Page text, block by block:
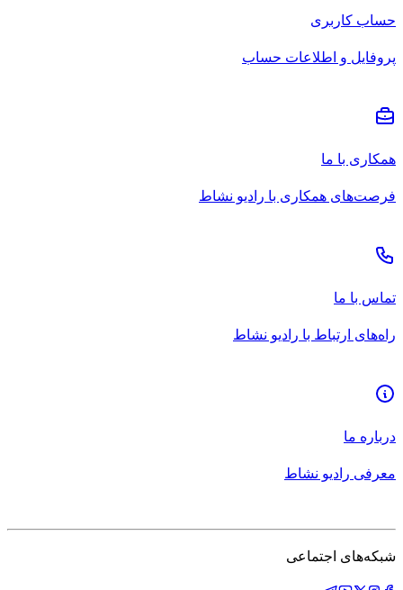
حساب کاربری
پروفایل و اطلاعات حساب
همکاری با ما
فرصت‌های همکاری با رادیو نشاط
تماس با ما
راه‌های ارتباط با رادیو نشاط
درباره ما
معرفی رادیو نشاط
شبکه‌های اجتماعی